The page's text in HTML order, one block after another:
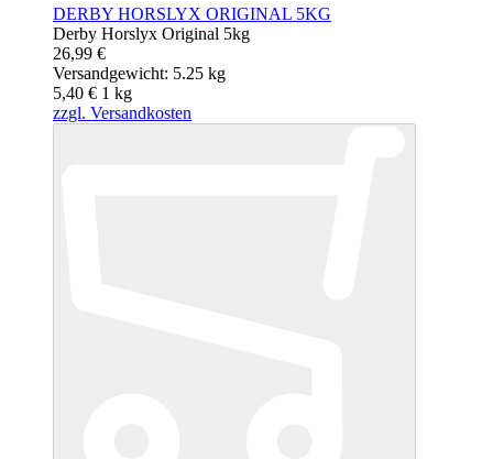
DERBY HORSLYX ORIGINAL 5KG
Derby Horslyx Original 5kg
26,99 €
Versandgewicht: 5.25 kg
5,40 € 1 kg
zzgl. Versandkosten